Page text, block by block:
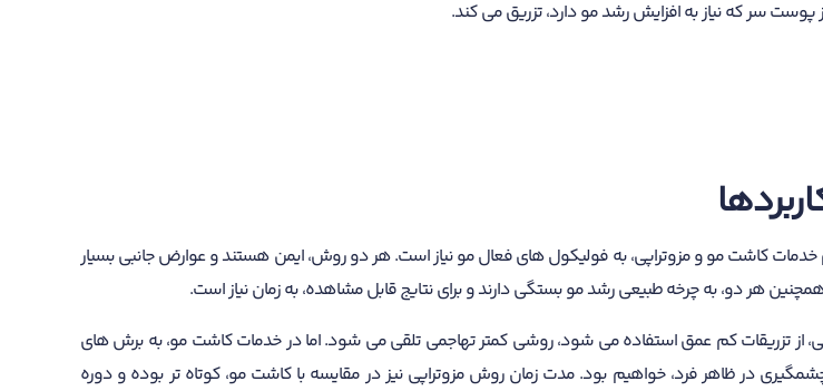
سر که نیاز به افزایش رشد مو دارد، تزریق می کند.
خدمات کاشت مو و مزوتراپی، به فولیکول های فعال مو نیاز است. هر دو روش، ایمن هستند و عوارض جانبی بسیار
هر دو، به چرخه طبیعی رشد مو بستگی دارند و برای نتایج قابل مشاهده، به زمان نیاز است.
از تزریقات کم عمق استفاده می شود، روشی کمتر تهاجمی تلقی می‌ شود. اما در خدمات کاشت مو، به برش های
در ظاهر فرد، خواهیم بود. مدت زمان روش مزوتراپی نیز در مقایسه با کاشت مو، کوتاه تر بوده و دوره